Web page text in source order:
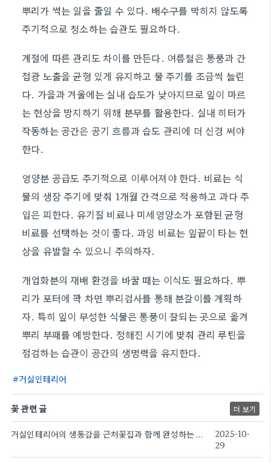
뿌리가 썩는 일을 줄일 수 있다. 배수구를 막히지 않도록
주기적으로 청소하는 습관도 필요하다.
계절에 따른 관리도 차이를 만든다. 여름철은 통풍과 간
접광 노출을 균형 있게 유지하고 물 주기를 조금씩 늘린
다. 가을과 겨울에는 실내 습도가 낮아지므로 잎이 마르
는 현상을 방지하기 위해 분무를 활용한다. 실내 히터가
작동하는 공간은 공기 흐름과 습도 관리에 더 신경 써야
한다.
영양분 공급도 주기적으로 이루어져야 한다. 비료는 식
물의 생장 주기에 맞춰 1개월 간격으로 적용하고 과다 주
입은 피한다. 유기질 비료나 미세영양소가 포함된 균형
비료를 선택하는 것이 좋다. 과잉 비료는 잎끝이 타는 현
상을 유발할 수 있으니 주의하자.
개업화분의 재배 환경을 바꿀 때는 이식도 필요하다. 뿌
리가 포터에 꽉 차면 뿌리검사를 통해 분갈이를 계획하
자. 특히 잎이 무성한 식물은 통풍이 잘되는 곳으로 옮겨
뿌리 부패를 예방한다. 정해진 시기에 맞춰 관리 루틴을
점검하는 습관이 공간의 생명력을 유지한다.
거실인테리어
꽃 관련 글 더 보기
거실인테리어의 생동감을 근처꽃집과 함께 완성하는 방법
2025-10-
29